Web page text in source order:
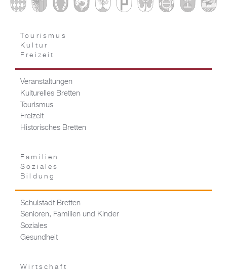
Tourismus
Kultur
Freizeit
Veranstaltungen
Kulturelles Bretten
Tourismus
Freizeit
Historisches Bretten
Familien
Soziales
Bildung
Schulstadt Bretten
Senioren, Familien und Kinder
Soziales
Gesundheit
Wirtschaft